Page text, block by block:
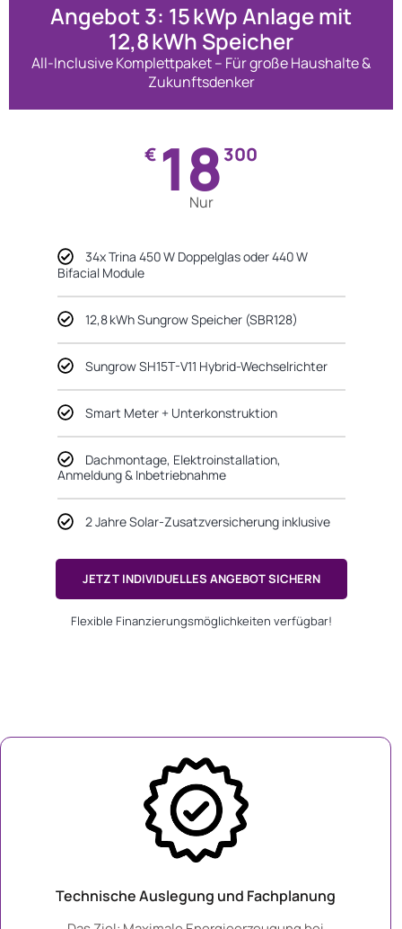
Angebot 3: 15 kWp Anlage mit
12,8 kWh Speicher
All-Inclusive Komplettpaket – Für große Haushalte &
Zukunftsdenker
€ 18300
Nur
34x Trina 450 W Doppelglas oder 440 W
Bifacial Module
12,8 kWh Sungrow Speicher (SBR128)
Sungrow SH15T-V11 Hybrid-Wechselrichter
Smart Meter + Unterkonstruktion
Dachmontage, Elektroinstallation,
Anmeldung & Inbetriebnahme
2 Jahre Solar-Zusatzversicherung inklusive
JETZT INDIVIDUELLES ANGEBOT SICHERN
Flexible Finanzierungsmöglichkeiten verfügbar!
Technische Auslegung und Fachplanung